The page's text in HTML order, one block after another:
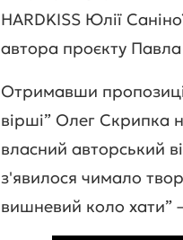
HARDKISS Юлії
автора проєкту
Отримавши
вірші” Олег Скрипка
власний авторський
з'явилося чимало
вишневий коло хати”